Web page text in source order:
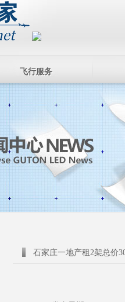
飞行服务
石家庄一地产租2架总价